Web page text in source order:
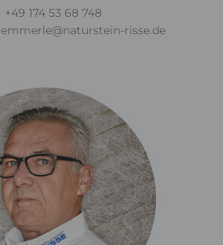
+49 174 53 68 748
risse.de